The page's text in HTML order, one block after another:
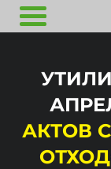
АКТОВ